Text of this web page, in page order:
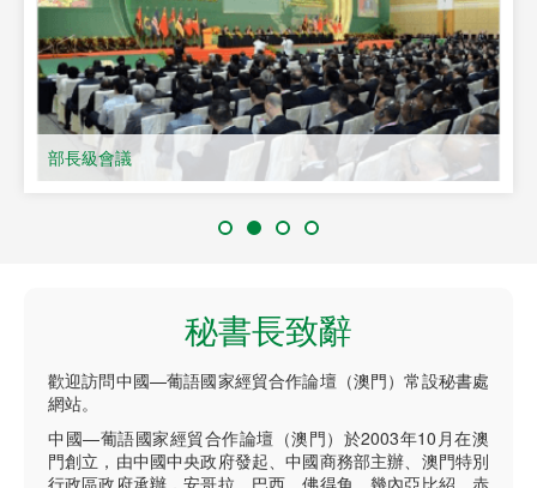
部長級會議
秘書長致辭
歡迎訪問中國—葡語國家經貿合作論壇（澳門）常設秘書處
網站。
中國—葡語國家經貿合作論壇（澳門）於2003年10月在澳
門創立，由中國中央政府發起、中國商務部主辦、澳門特別
行政區政府承辦，安哥拉、巴西、佛得角、幾內亞比紹、赤